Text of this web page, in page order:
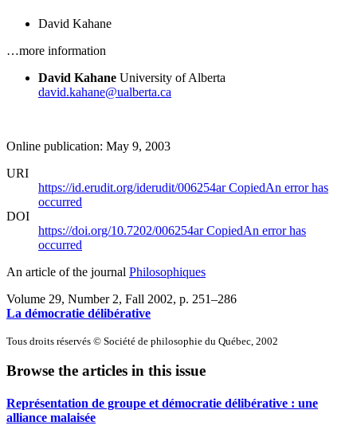
David Kahane
…more information
David Kahane University of Alberta
david.kahane@ualberta.ca
Online publication: May 9, 2003
URI
https://id.erudit.org/iderudit/006254arCopiedAn error has
occurred
DOI
https://doi.org/10.7202/006254arCopiedAn error has
occurred
An article of the journal Philosophiques
Volume 29, Number 2, Fall 2002, p. 251–286
La démocratie délibérative
Tous droits réservés © Société de philosophie du Québec, 2002
Browse the articles in this issue
Représentation de groupe et démocratie délibérative : une
alliance malaisée